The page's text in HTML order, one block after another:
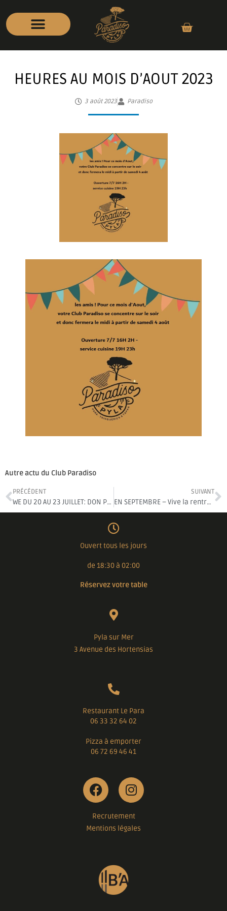
HEURES AU MOIS D’AOUT 2023
3 août 2023 Paradiso
Autre actu du Club Paradiso
PRÉCÉDENT
WE DU 20 AU 23 JUILLET: DON PAPA ET TROPICAL SUMMER!
SUIVANT
EN SEPTEMBRE – Vive la rentrée
Ouvert tous les jours
de 18:30 à 02:00
Réservez votre table
Pyla sur Mer
3 Avenue des Hortensias
Restaurant Le Para
06 33 32 64 02
Pizza à emporter
06 72 69 46 41
Recrutement
Mentions légales